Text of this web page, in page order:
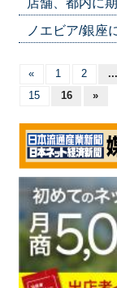
ノエビア/銀座
« 1 2 ...
15
16 »